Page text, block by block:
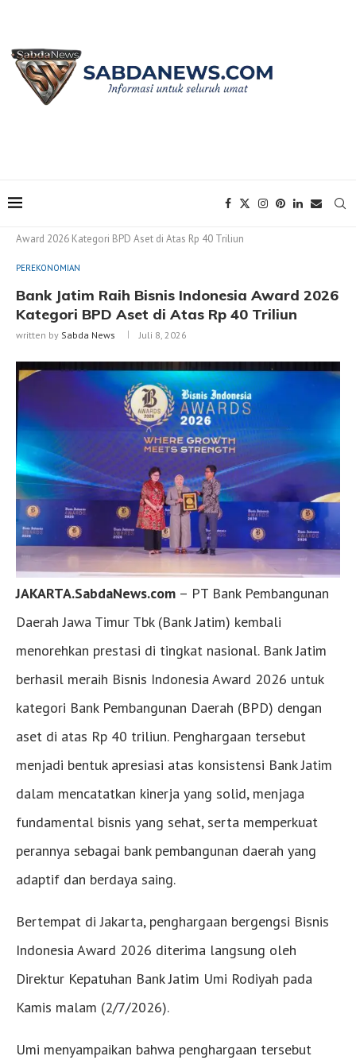
Award 2026 Kategori BPD Aset di Atas Rp 40 Triliun
PEREKONOMIAN
Bank Jatim Raih Bisnis Indonesia Award 2026
Kategori BPD Aset di Atas Rp 40 Triliun
written by Sabda News Juli 8, 2026
JAKARTA.SabdaNews.com – PT Bank Pembangunan
Daerah Jawa Timur Tbk (Bank Jatim) kembali
menorehkan prestasi di tingkat nasional. Bank Jatim
berhasil meraih Bisnis Indonesia Award 2026 untuk
kategori Bank Pembangunan Daerah (BPD) dengan
aset di atas Rp 40 triliun. Penghargaan tersebut
menjadi bentuk apresiasi atas konsistensi Bank Jatim
dalam mencatatkan kinerja yang solid, menjaga
fundamental bisnis yang sehat, serta memperkuat
perannya sebagai bank pembangunan daerah yang
adaptif dan berdaya saing.
Bertempat di Jakarta, penghargaan bergengsi Bisnis
Indonesia Award 2026 diterima langsung oleh
Direktur Kepatuhan Bank Jatim Umi Rodiyah pada
Kamis malam (2/7/2026).
Umi menyampaikan bahwa penghargaan tersebut